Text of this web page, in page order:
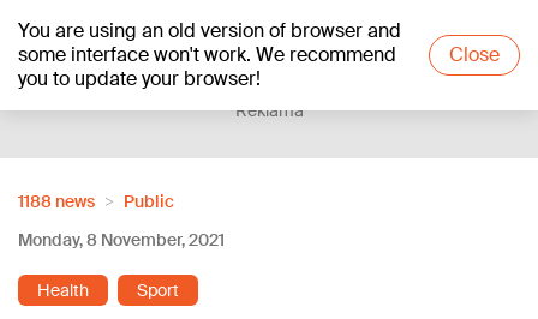
You are using an old version of browser and
some interface won't work. We recommend
you to update your browser!
Close
+22°C
Reklāma
1188 news
Public
Monday, 8 November, 2021
Health Sport